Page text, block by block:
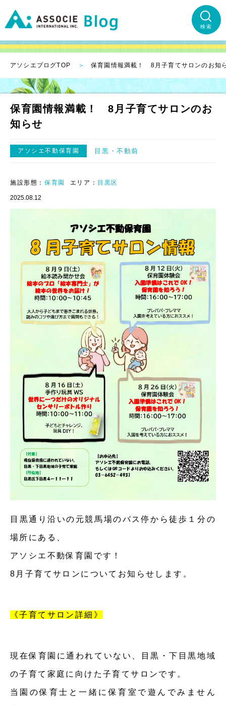
検索
アソシエブログTOP 保育園情報満載！ 8月子育てサロンのお知
保育園情報満載！ 8月子育てサロンのお
知らせ
アソシエ不動保育園 目黒 不動前
施設形態： 保育園 エリア： 目黒区
2025.08.12
目黒通り沿いの元競馬場のバス停から徒歩１分の
場所にある、
アソシエ不動保育園です！
8月子育てサロンについてお知らせします。
《子育てサロン詳細》
現在保育園に通われていない、目黒・下目黒地域
の子育て家庭に向けた子育てサロンです。
当園の保育士と一緒に保育室で遊んでみません